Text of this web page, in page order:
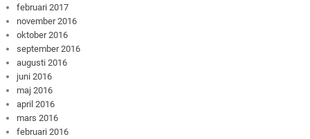
februari 2017
november 2016
oktober 2016
september 2016
augusti 2016
juni 2016
maj 2016
april 2016
mars 2016
februari 2016